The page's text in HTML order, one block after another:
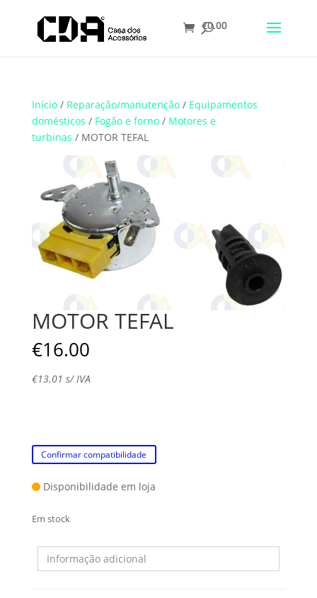
€0.00
Início/ Reparação/manutenção/ Equipamentos
domésticos / Fogão e forno/ Motores e
turbinas / MOTOR TEFAL
MOTOR TEFAL
€16.00
€13.01 s/ IVA
Confirmar compatibilidade
Disponibilidade em loja
Em stock